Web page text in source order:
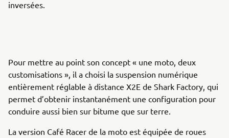
inversées.
Pour mettre au point son concept « une moto, deux
customisations », il a choisi la suspension numérique
entièrement réglable à distance X2E de Shark Factory, qui
permet d’obtenir instantanément une configuration pour
conduire aussi bien sur bitume que sur terre.
La version Café Racer de la moto est équipée de roues